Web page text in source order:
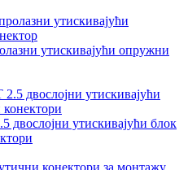
утискивајући опружни
двослојни утискивајући блок